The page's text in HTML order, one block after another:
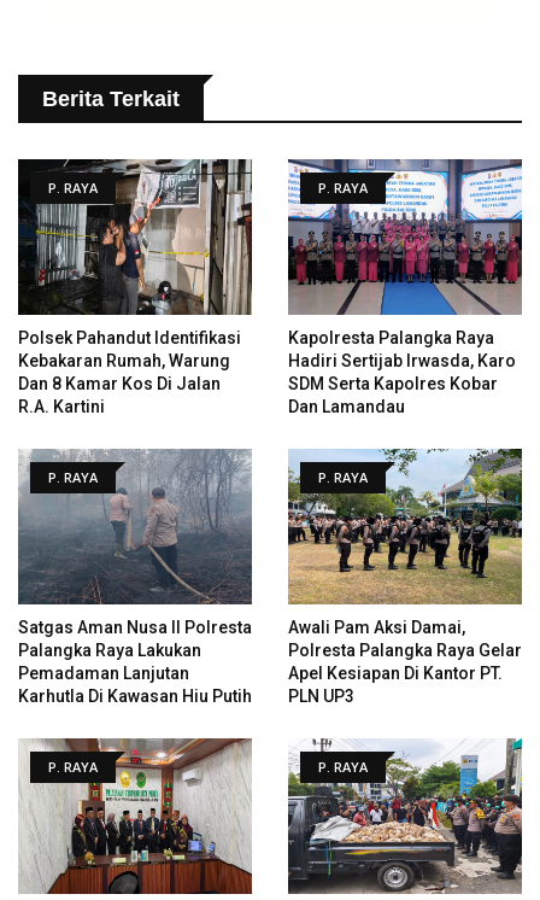
Berita Terkait
P. RAYA
Polsek Pahandut Identifikasi
Kebakaran Rumah, Warung
Dan 8 Kamar Kos Di Jalan
R.A. Kartini
P. RAYA
Kapolresta Palangka Raya
Hadiri Sertijab Irwasda, Karo
SDM Serta Kapolres Kobar
Dan Lamandau
P. RAYA
Satgas Aman Nusa II Polresta
Palangka Raya Lakukan
Pemadaman Lanjutan
Karhutla Di Kawasan Hiu Putih
P. RAYA
Awali Pam Aksi Damai,
Polresta Palangka Raya Gelar
Apel Kesiapan Di Kantor PT.
PLN UP3
P. RAYA P. RAYA